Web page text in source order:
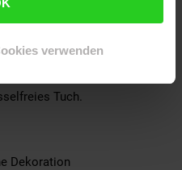
verwenden
Verwenden Sie zum
Tuch.
Dekoration